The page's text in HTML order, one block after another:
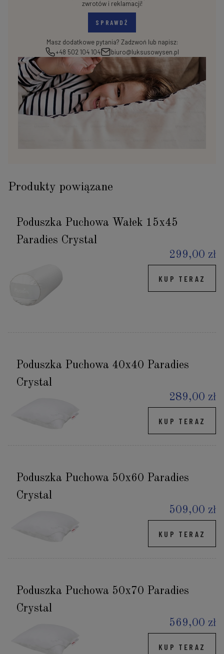
zwrotów i reklamacji!
SPRAWDŹ
Masz dodatkowe pytania? Zadzwoń lub napisz:
+48 502 104 104
biuro@luksusowysen.pl
Produkty powiązane
Poduszka Puchowa Wałek 15x45
Paradies Crystal
299,00 zł
KUP TERAZ
Poduszka Puchowa 40x40 Paradies
Crystal
289,00 zł
KUP TERAZ
Poduszka Puchowa 50x60 Paradies
Crystal
509,00 zł
KUP TERAZ
Poduszka Puchowa 50x70 Paradies
Crystal
569,00 zł
KUP TERAZ